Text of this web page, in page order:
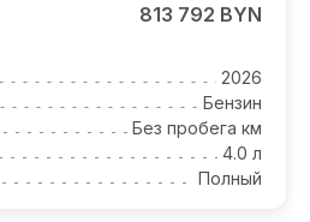
813 792 BYN
2026
Бензин
Без пробега км
4.0 л
Полный